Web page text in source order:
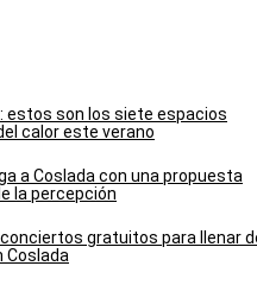
estos son los siete espacios
calor este verano
a Coslada con una propuesta
la percepción
gratuitos para llenar
Coslada